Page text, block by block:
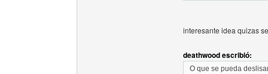
interesante idea quizas
deathwood escribió:
O que se pueda